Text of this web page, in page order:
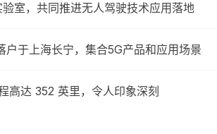
室，共同推进无人驾驶技术应用落地
户于上海长宁，集合5G产品和应用场景
高达 352 英里，令人印象深刻